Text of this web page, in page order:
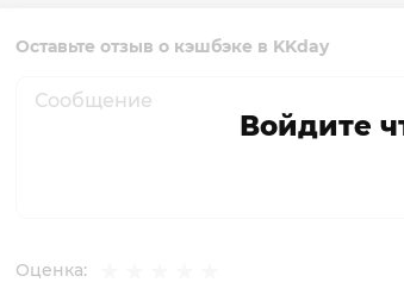
Оставьте отзыв о кэшбэке в KKday
Оценка:
Войдите